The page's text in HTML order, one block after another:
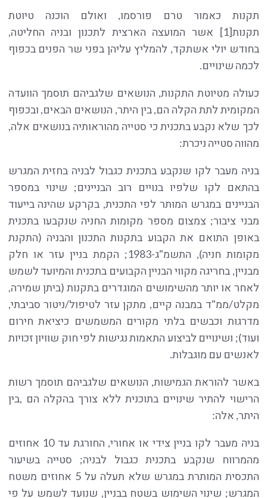
תקנות כאמור טרם פורסמו, ואולם הוכנה טיוטת
תקנות[1] אשר המועצה הארצית לתכנון ובניה החליטה,
בחודש יולי אשתקד, להמליץ עליהן בפני שר הפנים בכפוף
לכמה שינויים.
כעולה מטיוטת התקנות, הנושאים שלגביהם תוסמך הוועדה
המקומית לתת הקלה הם, בין היתר, הנושאים הבאים, ובכפוף
לכך שלא נקבע בתכנית כי סטייה מהוראותיה בנושאים אלה,
מהווה סטייה ניכרת:
בניה מעבר לקו שנקבע בתכנית כגבול לבניה בחזית המגרש
בהתאם לקו שלפיו בנויים רוב הבניינים; שינוי במספר
הבניינים במגרש המותר לפי התכנית, בקרקע שהינה בייעוד
מבני ציבור; צמצום מספר מקומות החניה שנקבעו בתכנית
באופן התואם את הקבוע בתקנות התכנון והבניה (התקנת
מקומות חניה), התשמ"ג-1983; הקמת בניין עזר או חלק
מבניין, בחריגה מקווי הבניין הקבועים בתכנית והמיועד לשמש
לאחר או יותר מהשימושים המוגדרים בתקנות (ביתן שמירה,
מקלט/ממ"ד במבנה קיים, מתקן עזר לטיפול/ניטור סביבתי,
מדרגות וכבשים בלתי מקורים המשמשים כיציאת חירום
ועוד); ושינויים לביצוע התאמות נגישות לפי חוק שוויון זכויות
לאנשים עם מוגבלות.
באשר להוראת הגמישות, הנושאים שלגביהם תוסמך רשות
הרישוי להתיר שינויים בתוכנית ללא צורך בהקלה הם ,בין
היתר, אלה:
בניה מעבר לקו בניין צידי או אחורי, החורגת עד 10 אחוזים
מהמרווח שנקבע בתכנית כגבול לבניה; סטייה בשיעור
התכסית המותרת במגרש שלא תעלה על 5 אחוזים משטח
המגרש; שינוי השימוש בשטח בבניין, שנועד לשמש על פי